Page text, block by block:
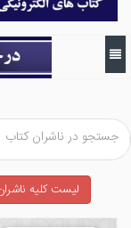
ليست كليه